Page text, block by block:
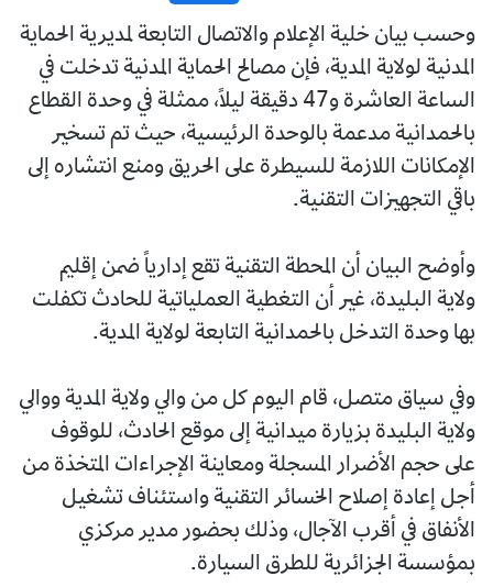
وحسب بيان خلية الإعلام والاتصال التابعة لمديرية الحماية
المدنية لولاية المدية، فإن مصالح الحماية المدنية تدخلت في
الساعة العاشرة و47 دقيقة ليلاً، ممثلة في وحدة القطاع
بالحمدانية مدعمة بالوحدة الرئيسية، حيث تم تسخير
الإمكانات اللازمة للسيطرة على الحريق ومنع انتشاره إلى
باقي التجهيزات التقنية.
وأوضح البيان أن المحطة التقنية تقع إدارياً ضمن إقليم
ولاية البليدة، غير أن التغطية العملياتية للحادث تكفلت
بها وحدة التدخل بالحمدانية التابعة لولاية المدية.
وفي سياق متصل، قام اليوم كل من والي ولاية المدية ووالي
ولاية البليدة بزيارة ميدانية إلى موقع الحادث، للوقوف
على حجم الأضرار المسجلة ومعاينة الإجراءات المتخذة من
أجل إعادة إصلاح الخسائر التقنية واستئناف تشغيل
الأنفاق في أقرب الآجال، وذلك بحضور مدير مركزي
بمؤسسة الجزائرية للطرق السيارة.